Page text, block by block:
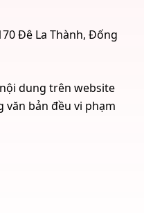
Đê La Thành, Đống
dung trên website
văn bản đều vi phạm